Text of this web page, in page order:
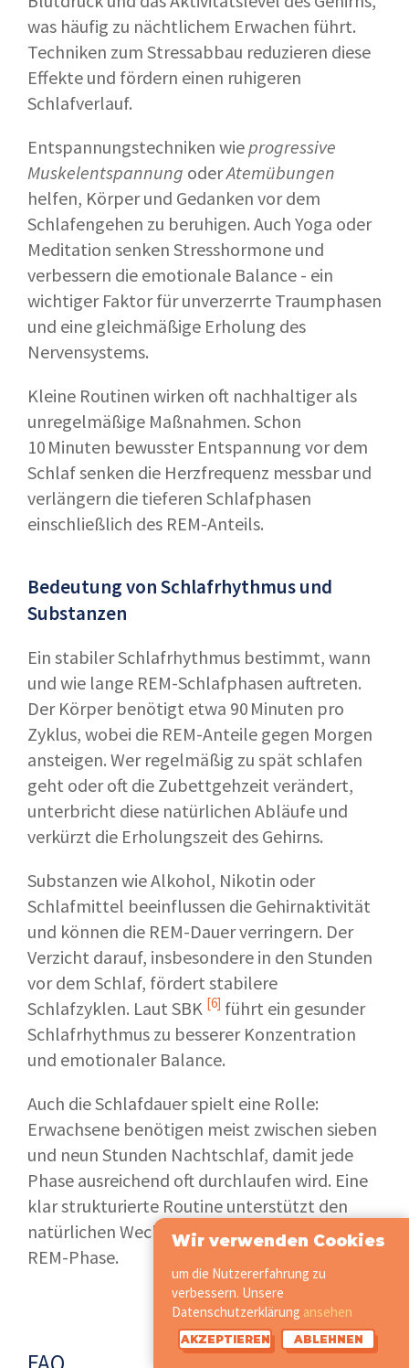
was häufig zu nächtlichem Erwachen führt.
Techniken zum Stressabbau reduzieren diese
Effekte und fördern einen ruhigeren
Schlafverlauf.
Entspannungstechniken wie progressive
Muskelentspannung oderAtemübungen
helfen, Körper und Gedanken vor dem
Schlafengehen zu beruhigen. Auch Yoga oder
Meditation senken Stresshormone und
verbessern die emotionale Balance - ein
wichtiger Faktor für unverzerrte Traumphasen
und eine gleichmäßige Erholung des
Nervensystems.
Kleine Routinen wirken oft nachhaltiger als
unregelmäßige Maßnahmen. Schon
10 Minuten bewusster Entspannung vor dem
Schlaf senken die Herzfrequenz messbar und
verlängern die tieferen Schlafphasen
einschließlich des REM-Anteils.
Bedeutung von Schlafrhythmus und
Substanzen
Ein stabiler Schlafrhythmus bestimmt, wann
und wie lange REM-Schlafphasen auftreten.
Der Körper benötigt etwa 90 Minuten pro
Zyklus, wobei die REM-Anteile gegen Morgen
ansteigen. Wer regelmäßig zu spät schlafen
geht oder oft die Zubettgehzeit verändert,
unterbricht diese natürlichen Abläufe und
verkürzt die Erholungszeit des Gehirns.
Substanzen wie Alkohol, Nikotin oder
Schlafmittel beeinflussen die Gehirnaktivität
und können die REM-Dauer verringern. Der
Verzicht darauf, insbesondere in den Stunden
vor dem Schlaf, fördert stabilere
Schlafzyklen. Laut SBK [6] führt ein gesunder
Schlafrhythmus zu besserer Konzentration
und emotionaler Balance.
Auch die Schlafdauer spielt eine Rolle:
Erwachsene benötigen meist zwischen sieben
und neun Stunden Nachtschlaf, damit jede
Phase ausreichend oft durchlaufen wird. Eine
klar strukturierte Routine unterstützt den
natürlichen Wechsel zwischen Tiefschlaf und
REM-Phase.
FAQ
Wir verwenden Cookies
um die Nutzererfahrung zu
verbessern. Unsere
Datenschutzerklärung ansehen
AKZEPTIEREN ABLEHNEN